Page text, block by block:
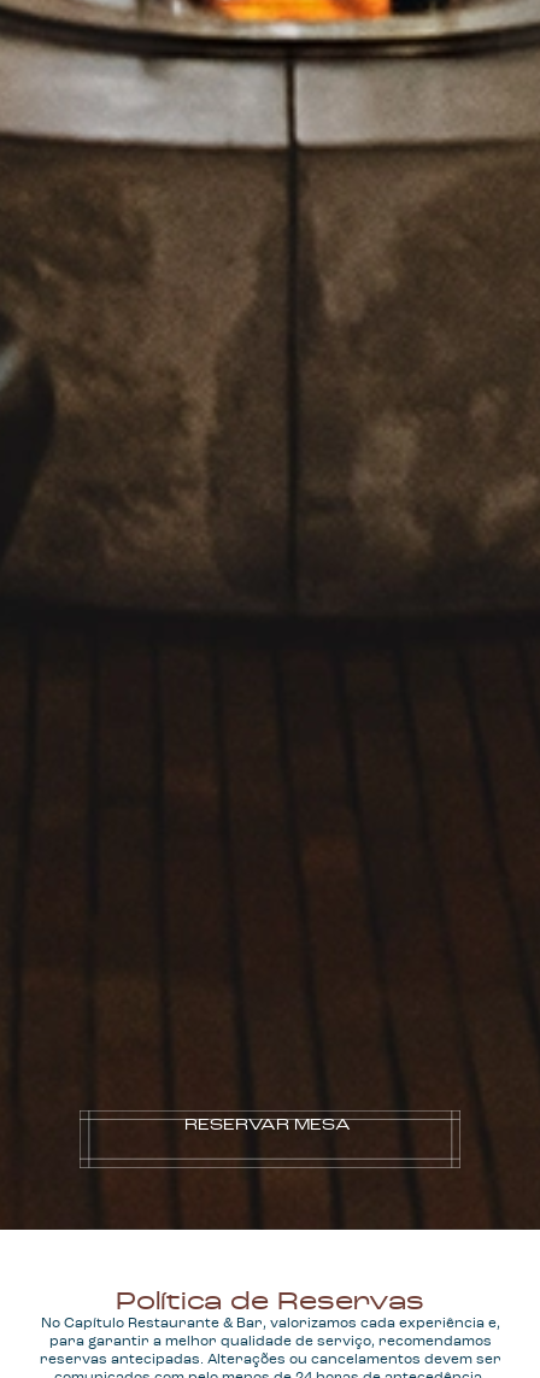
RESERVAR MESA
Política de Reservas
No Capítulo Restaurante & Bar, valorizamos cada experiência e,
para garantir a melhor qualidade de serviço, recomendamos
reservas antecipadas. Alterações ou cancelamentos devem ser